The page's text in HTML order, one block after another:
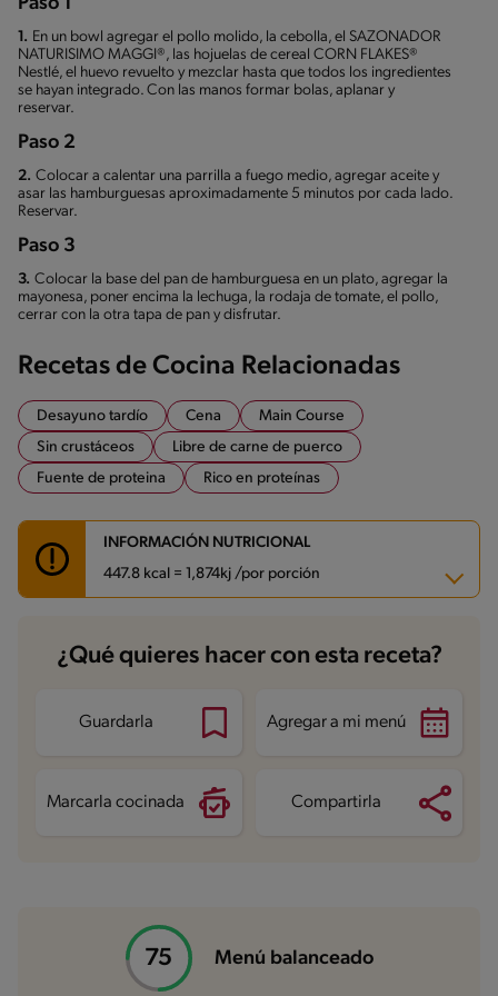
1. En un bowl agregar el pollo molido, la cebolla, el SAZONADOR
NATURISIMO MAGGI®, las hojuelas de cereal CORN FLAKES®
Nestlé, el huevo revuelto y mezclar hasta que todos los ingredientes
se hayan integrado. Con las manos formar bolas, aplanar y
reservar.
Paso 2
2. Colocar a calentar una parrilla a fuego medio, agregar aceite y
asar las hamburguesas aproximadamente 5 minutos por cada lado.
Reservar.
Paso 3
3. Colocar la base del pan de hamburguesa en un plato, agregar la
mayonesa, poner encima la lechuga, la rodaja de tomate, el pollo,
cerrar con la otra tapa de pan y disfrutar.
Recetas de Cocina Relacionadas
Desayuno tardío Cena
Main Course
Sin crustáceos
Libre de carne de puerco
Fuente de proteina
Rico en proteínas
INFORMACIÓN NUTRICIONAL
447.8 kcal = 1,874kj /por porción
Carbohidratos 57.5 g
Energía 447.8 kcal
Proteína
Grasas saturadas 1.7 g
¿Qué quieres hacer con esta receta?
Guardarla Agregar a mi menú
Marcarla cocinada Compartirla
Menú balanceado